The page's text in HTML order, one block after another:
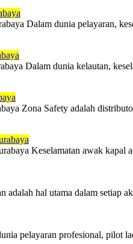
Dalam dunia pelayaran,
Dalam dunia kelautan,
Zona Safety adalah
Keselamatan awak kapal
hal utama dalam setiap
pelayaran profesional, pilot